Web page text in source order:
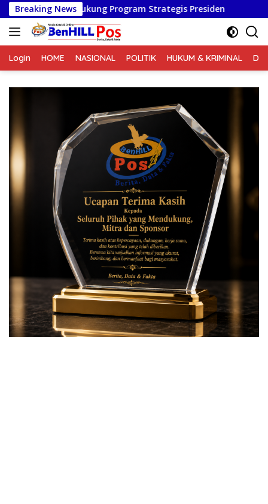
Langsung
ke
konten
Breaking News
Program Strategis Presiden Kasad Dikukuhkan
Login HOME NASIONAL POLITIK HUKUM & KRIMINAL